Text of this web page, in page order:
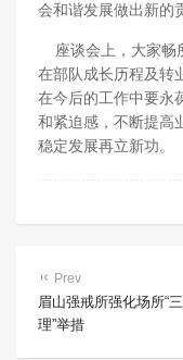
会和谐发展做出新的
座谈会上，大家畅
在部队成长历程及转
在今后的工作中要永
和紧迫感，不断提高
稳定发展再立新功。
Prev
眉山强戒所强化场所“
理”举措